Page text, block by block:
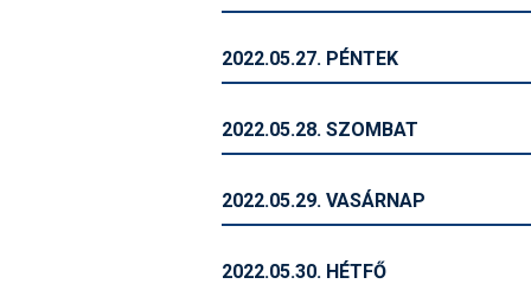
2022.05.27. PÉNTEK
2022.05.28. SZOMBAT
2022.05.29. VASÁRNAP
2022.05.30. HÉTFŐ